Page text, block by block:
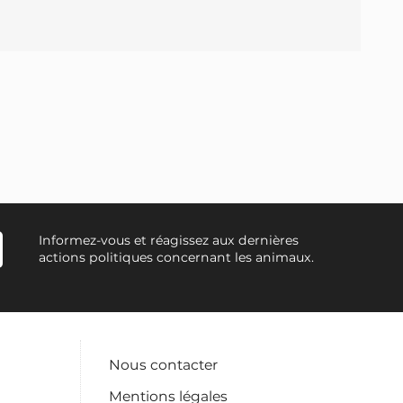
Informez-vous et réagissez aux dernières
actions politiques concernant les animaux.
Nous contacter
Mentions légales